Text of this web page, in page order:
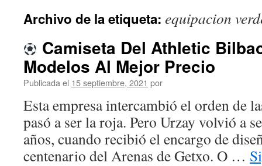
contenido
Archivo de la etiqueta: equipacion
Camiseta Del Athletic
Modelos Al Mejor Precio
Publicada el 15 septiembre, 2021 por
Esta empresa intercambió el orden de
pasó a ser la roja. Pero Urzay volvió a
años, cuando recibió el encargo de
centenario del Arenas de Getxo. O …